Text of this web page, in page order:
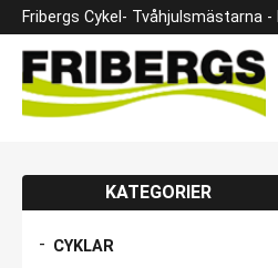
Fribergs Cykel - Tvåhjulsmästarna -
KATEGORIER
CYKLAR